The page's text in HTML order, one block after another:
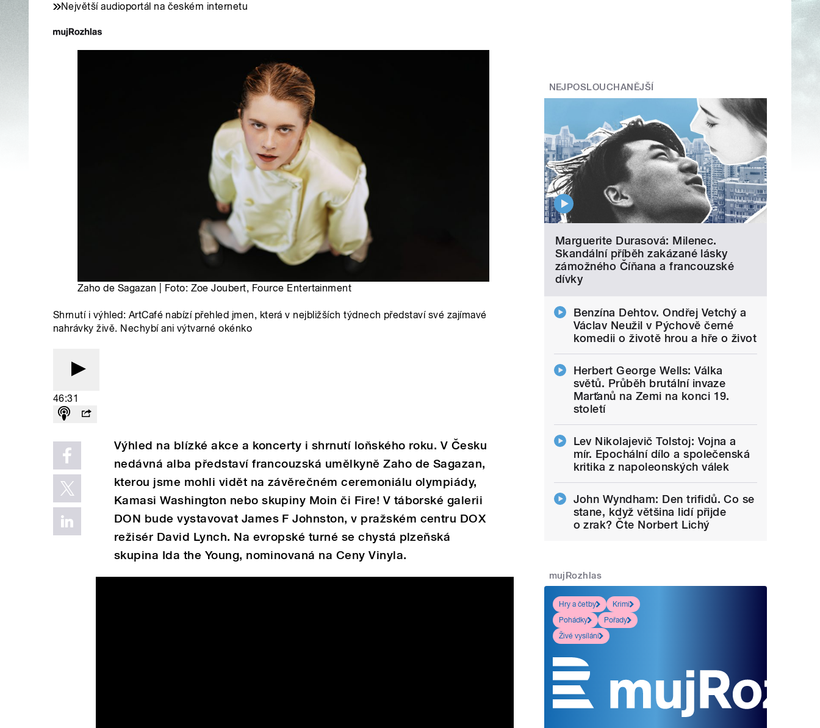
Největší audioportál na českém internetu
Zaho de Sagazan | Foto: Zoe Joubert, Fource Entertainment
Shrnutí i výhled: ArtCafé nabízí přehled jmen, která v nejbližších týdnech představí své zajímavé
nahrávky živě. Nechybí ani výtvarné okénko
46:31
Výhled na blízké akce a koncerty i shrnutí loňského roku. V Česku
nedávná alba představí francouzská umělkyně Zaho de Sagazan,
kterou jsme mohli vidět na závěrečném ceremoniálu olympiády,
Kamasi Washington nebo skupiny Moin či Fire! V táborské galerii
DON bude vystavovat James F Johnston, v pražském centru DOX
režisér David Lynch. Na evropské turné se chystá plzeňská
skupina Ida the Young, nominovaná na Ceny Vinyla.
NEJPOSLOUCHANĚJŠÍ
Marguerite Durasová: Milenec.
Skandální příběh zakázané lásky
zámožného Číňana a francouzské
dívky
Benzína Dehtov. Ondřej Vetchý a
Václav Neužil v Pýchově černé
komedii o životě hrou a hře o život
Herbert George Wells: Válka
světů. Průběh brutální invaze
Marťanů na Zemi na konci 19.
století
Lev Nikolajevič Tolstoj: Vojna a
mír. Epochální dílo a společenská
kritika z napoleonských válek
John Wyndham: Den trifidů. Co se
stane, když většina lidí přijde
o zrak? Čte Norbert Lichý
mujRozhlas
Hry a četby
Krimi
Pohádky
Pořady
Živé vysílání